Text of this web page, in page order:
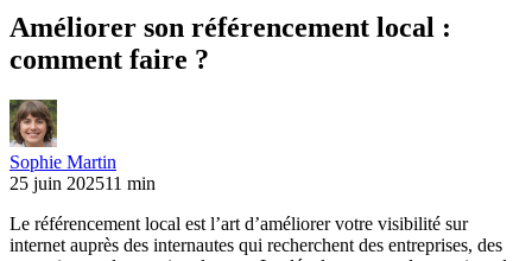
Améliorer son référencement local :
comment faire ?
Sophie Martin
25 juin 202511 min
Le référencement local est l’art d’améliorer votre visibilité sur
internet auprès des internautes qui recherchent des entreprises, des